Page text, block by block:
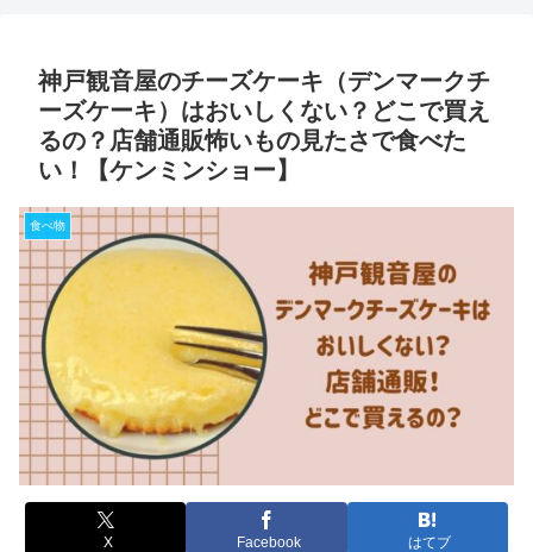
神戸観音屋のチーズケーキ（デンマークチ
ーズケーキ）はおいしくない？どこで買え
るの？店舗通販怖いもの見たさで食べた
い！【ケンミンショー】
食べ物
X Facebook はてブ